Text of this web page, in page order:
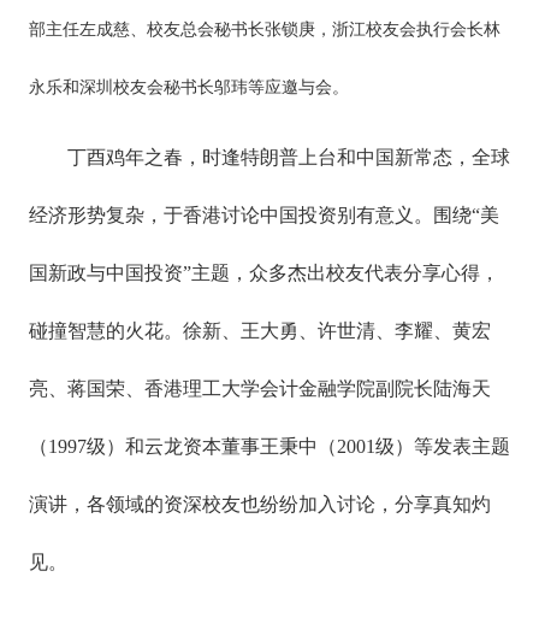
部主任左成慈、校友总会秘书长张锁庚，浙江校友会执行会长林
永乐和深圳校友会秘书长邬玮等应邀与会。
丁酉鸡年之春，时逢特朗普上台和中国新常态，全球
经济形势复杂，于香港讨论中国投资别有意义。围绕“美
国新政与中国投资”主题，众多杰出校友代表分享心得，
碰撞智慧的火花。徐新、王大勇、许世清、李耀、黄宏
亮、蒋国荣、香港理工大学会计金融学院副院长陆海天
（1997级）和云龙资本董事王秉中（2001级）等发表主题
演讲，各领域的资深校友也纷纷加入讨论，分享真知灼
见。